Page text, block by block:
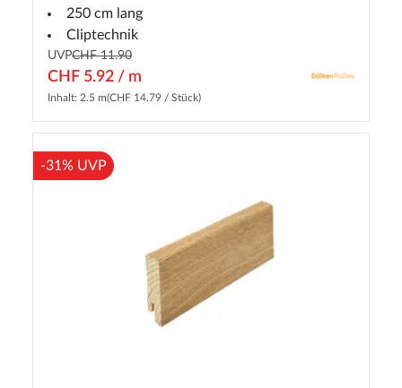
250 cm lang
Cliptechnik
UVPCHF 11.90
CHF 5.92 / m
Inhalt: 2.5 m(CHF 14.79 / Stück)
-31% UVP